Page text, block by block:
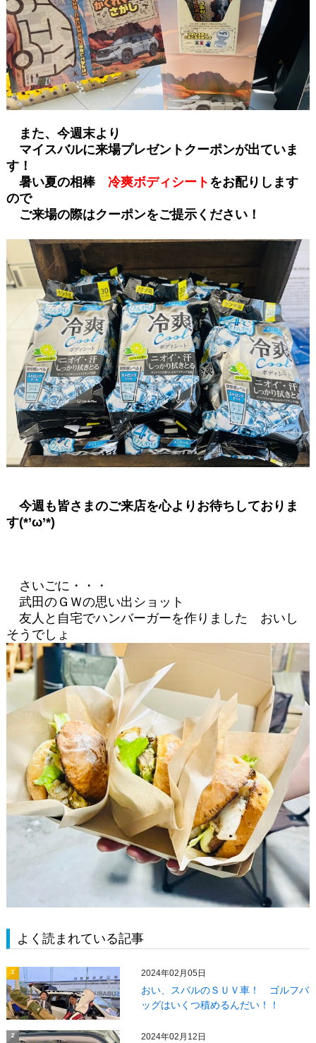
また、今週末より
マイスバルに来場プレゼントクーポンが出ていま
す！
暑い夏の相棒 冷爽ボディシート をお配りします
ので
ご来場の際はクーポンをご提示ください！
今週も皆さまのご来店を心よりお待ちしておりま
す(*’ω’*)
さいごに・・・
武田のＧＷの思い出ショット
友人と自宅でハンバーガーを作りました おいし
そうでしょ
よく読まれている記事
1 2024年02月05日
おい、スバルのＳＵＶ車！ ゴルフバ
ッグはいくつ積めるんだい！！
2 2024年02月12日